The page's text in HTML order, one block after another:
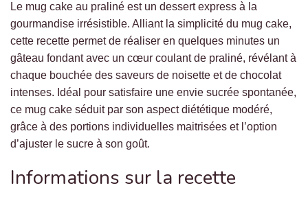
Le mug cake au praliné est un dessert express à la
gourmandise irrésistible. Alliant la simplicité du mug cake,
cette recette permet de réaliser en quelques minutes un
gâteau fondant avec un cœur coulant de praliné, révélant à
chaque bouchée des saveurs de noisette et de chocolat
intenses. Idéal pour satisfaire une envie sucrée spontanée,
ce mug cake séduit par son aspect diététique modéré,
grâce à des portions individuelles maitrisées et l’option
d’ajuster le sucre à son goût.
Informations sur la recette